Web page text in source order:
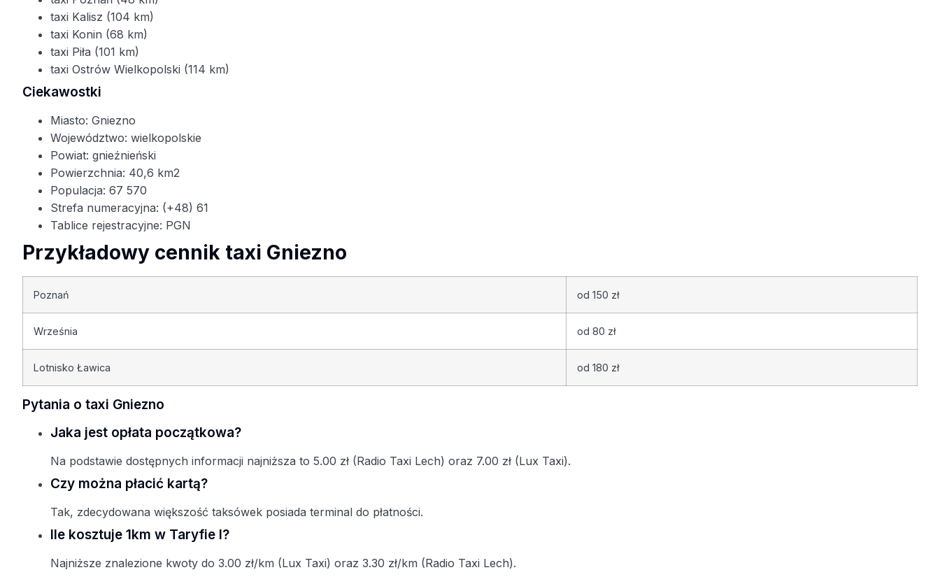
taxi Kalisz (104 km)
taxi Konin (68 km)
taxi Piła (101 km)
taxi Ostrów Wielkopolski (114 km)
Ciekawostki
Miasto: Gniezno
Województwo: wielkopolskie
Powiat: gnieźnieński
Powierzchnia: 40,6 km2
Populacja: 67 570
Strefa numeracyjna: (+48) 61
Tablice rejestracyjne: PGN
Przykładowy cennik taxi Gniezno
Poznań od 150 zł
Września od 80 zł
Lotnisko Ławica od 180 zł
Pytania o taxi Gniezno
Jaka jest opłata początkowa?
Na podstawie dostępnych informacji najniższa to 5.00 zł (Radio Taxi Lech) oraz 7.00 zł (Lux Taxi).
Czy można płacić kartą?
Tak, zdecydowana większość taksówek posiada terminal do płatności.
Ile kosztuje 1km w Taryfie I?
Najniższe znalezione kwoty do 3.00 zł/km (Lux Taxi) oraz 3.30 zł/km (Radio Taxi Lech).